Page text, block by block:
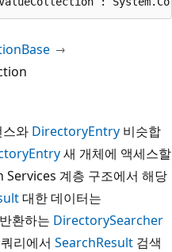
스와 DirectoryEntry 비슷합
새 개체에 액세스할
계층 구조에서 해당
대한 데이터는
환하는 DirectorySearcher
리에서 SearchResult 검색